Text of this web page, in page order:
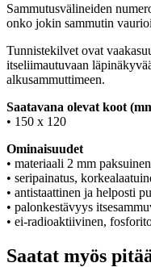
Sammutusvälineiden
onko jokin sammutin
Tunnistekilvet ovat
itseliimautuvaan
alkusammuttimeen.
Saatavana olevat koot
• 150 x 120
Ominaisuudet
• materiaali 2 mm
• seripainatus,
• antistaattinen ja helposti
• palonkestävyys
• ei-radioaktiivinen,
Saatat myös